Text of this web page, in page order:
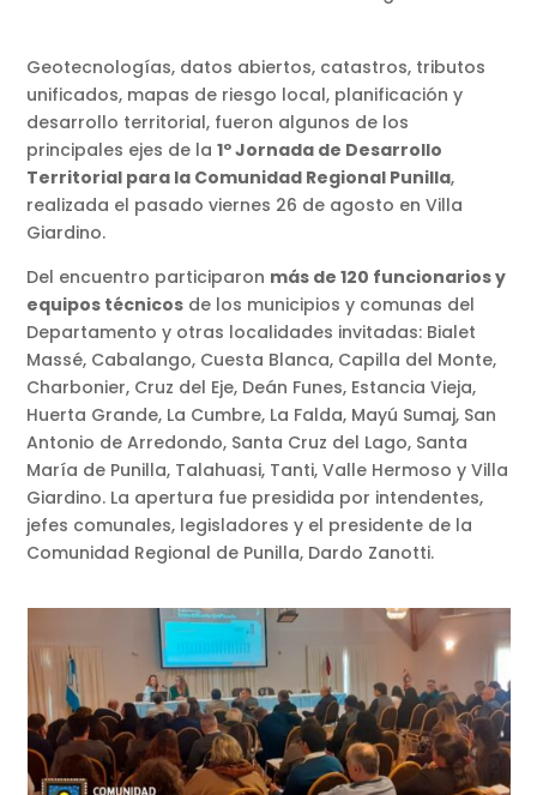
Geotecnologías, datos abiertos, catastros, tributos
unificados, mapas de riesgo local, planificación y
desarrollo territorial, fueron algunos de los
principales ejes de la1º Jornada de Desarrollo
Territorial para la Comunidad Regional Punilla,
realizada el pasado viernes 26 de agosto en Villa
Giardino.
Del encuentro participaron más de 120 funcionarios y
equipos técnicos de los municipios y comunas del
Departamento y otras localidades invitadas: Bialet
Massé, Cabalango, Cuesta Blanca, Capilla del Monte,
Charbonier, Cruz del Eje, Deán Funes, Estancia Vieja,
Huerta Grande, La Cumbre, La Falda, Mayú Sumaj, San
Antonio de Arredondo, Santa Cruz del Lago, Santa
María de Punilla, Talahuasi, Tanti, Valle Hermoso y Villa
Giardino. La apertura fue presidida por intendentes,
jefes comunales, legisladores y el presidente de la
Comunidad Regional de Punilla, Dardo Zanotti.